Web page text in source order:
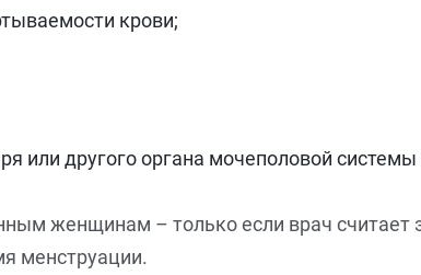
крови;
или другого органа мочеполовой
женщинам – только если врач
менструации.